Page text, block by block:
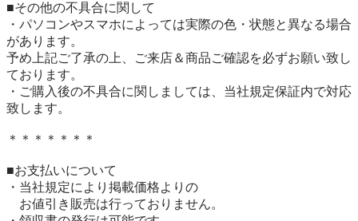
■その他の不具合に関して
・パソコンやスマホによっては実際の色・状態と異なる場合
があります。
予め上記ご了承の上、ご来店＆商品ご確認を必ずお願い致し
ております。
・ご購入後の不具合に関しましては、当社規定保証内で対応
致します。
＊＊＊＊＊＊＊
■お支払いについて
・当社規定により掲載価格よりの
お値引き販売は行っておりません。